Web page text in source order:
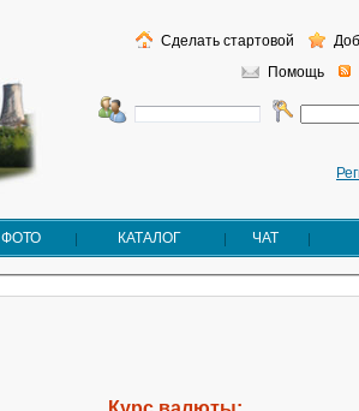
Помощь
Сделать стартовой
ФОТО КАТАЛОГ ЧАТ